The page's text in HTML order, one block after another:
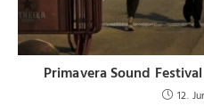
Primavera Sound
12.